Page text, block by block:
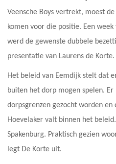
Veensche Boys vertrekt, moest
komen voor die positie. Een
werd de gewenste dubbele
presentatie van Laurens de Korte.
Het beleid van Eemdijk stelt dat
buiten het dorp mogen spelen.
dorpsgrenzen gezocht worden
Hoevelaker valt binnen het
Spakenburg. Praktisch gezien
legt De Korte uit.